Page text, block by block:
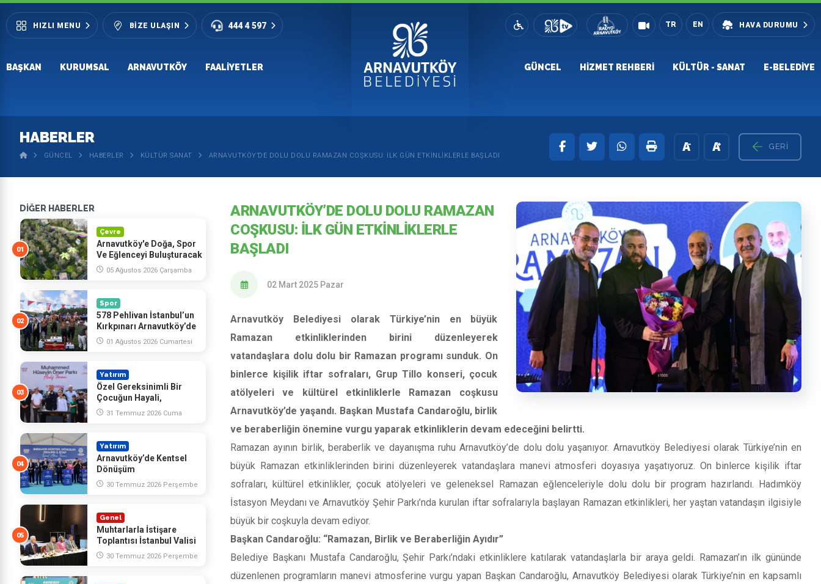
HIZLI MENU BIZE ULAŞIN 444 4 597 TR EN HAVA DURUMU
BAŞKAN KURUMSAL ARNAVUTKÖY FAALIYETLER GÜNCEL HIZMET REHBERI KÜLTÜR - SANAT E-BELEDIYE
HABERLER
GÜNCEL HABERLER KÜLTÜR SANAT ARNAVUTKÖY’DE DOLU DOLU RAMAZAN COŞKUSU: İLK GÜN ETKINLIKLERLE BAŞLADI
GERI
ARNAVUTKÖY’DE DOLU DOLU RAMAZAN
COŞKUSU: İLK GÜN ETKINLIKLERLE
BAŞLADI
02 Mart 2025 Pazar
Arnavutköy Belediyesi olarak Türkiye’nin en büyük
Ramazan etkinliklerinden birini düzenleyerek
vatandaşlara dolu dolu bir Ramazan programı sunduk. On
binlerce kişilik iftar sofraları, Grup Tillo konseri, çocuk
atölyeleri ve kültürel etkinliklerle Ramazan coşkusu
Arnavutköy’de yaşandı. Başkan Mustafa Candaroğlu, birlik
ve beraberliğin önemine vurgu yaparak etkinliklerin devam edeceğini belirtti.
Ramazan ayının birlik, beraberlik ve dayanışma ruhu Arnavutköy’de dolu dolu yaşanıyor. Arnavutköy Belediyesi olarak Türkiye’nin en
büyük Ramazan etkinliklerinden birini düzenleyerek vatandaşlara manevi atmosferi doyasıya yaşatıyoruz. On binlerce kişilik iftar
sofraları, kültürel etkinlikler, çocuk atölyeleri ve geleneksel Ramazan eğlenceleriyle dolu dolu bir program hazırlandı. Hadımköy
İstasyon Meydanı ve Arnavutköy Şehir Parkı’nda kurulan iftar sofralarıyla başlayan Ramazan etkinlikleri, her yaştan vatandaşın ilgisiyle
büyük bir coşkuyla devam ediyor.
Başkan Candaroğlu: “Ramazan, Birlik ve Beraberliğin Ayıdır”
Belediye Başkanı Mustafa Candaroğlu, Şehir Parkı’ndaki etkinliklere katılarak vatandaşlarla bir araya geldi. Ramazan’ın ilk gününde
düzenlenen programların manevi atmosferine vurgu yapan Başkan Candaroğlu, Arnavutköy Belediyesi olarak Türkiye’nin en kapsamlı
DİĞER HABERLER
Çevre
Arnavutköy'e Doğa, Spor
Ve Eğlenceyi Buluşturacak
Dev Proje: Macera Vadisi
05 Ağustos 2026 Çarşamba
Spor
578 Pehlivan İstanbul’un
Kırkpınarı Arnavutköy’de
Kol Bağladı
01 Ağustos 2026 Cumartesi
Yatırım
Özel Gereksinimli Bir
Çocuğun Hayali,
Arnavutköy’de Yüzlerce
31 Temmuz 2026 Cuma
Yatırım
Arnavutköy’de Kentsel
Dönüşüm
Çalışmalarımıza Hız
30 Temmuz 2026 Perşembe
Genel
Muhtarlarla İstişare
Toplantısı İstanbul Valisi
Davut Gül’ün
Katılımlarıyla Yapıldı
30 Temmuz 2026 Perşembe